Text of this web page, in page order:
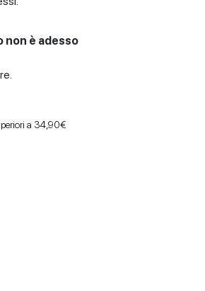
è adesso
a 34,90€